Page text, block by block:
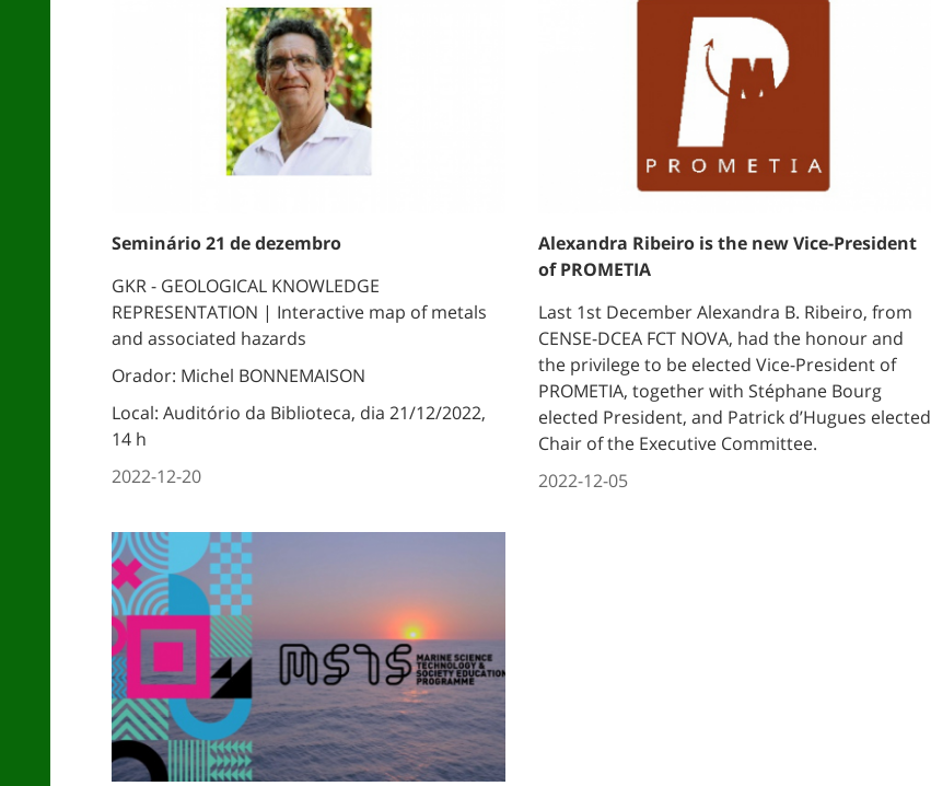
Seminário 21 de dezembro
GKR - GEOLOGICAL KNOWLEDGE
REPRESENTATION | Interactive map of metals
and associated hazards
Orador: Michel BONNEMAISON
Local: Auditório da Biblioteca, dia 21/12/2022,
14 h
2022-12-20
Alexandra Ribeiro is the new Vice-President
of PROMETIA
Last 1st December Alexandra B. Ribeiro, from
CENSE-DCEA FCT NOVA, had the honour and
the privilege to be elected Vice-President of
PROMETIA, together with Stéphane Bourg
elected President, and Patrick d’Hugues elected
Chair of the Executive Committee.
2022-12-05